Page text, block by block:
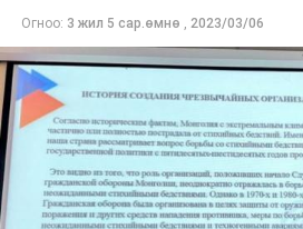
Огноо: 3 жил 5 сар.өмнө , 2023/03/06